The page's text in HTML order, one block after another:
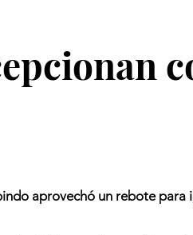
aprovechó un rebote para